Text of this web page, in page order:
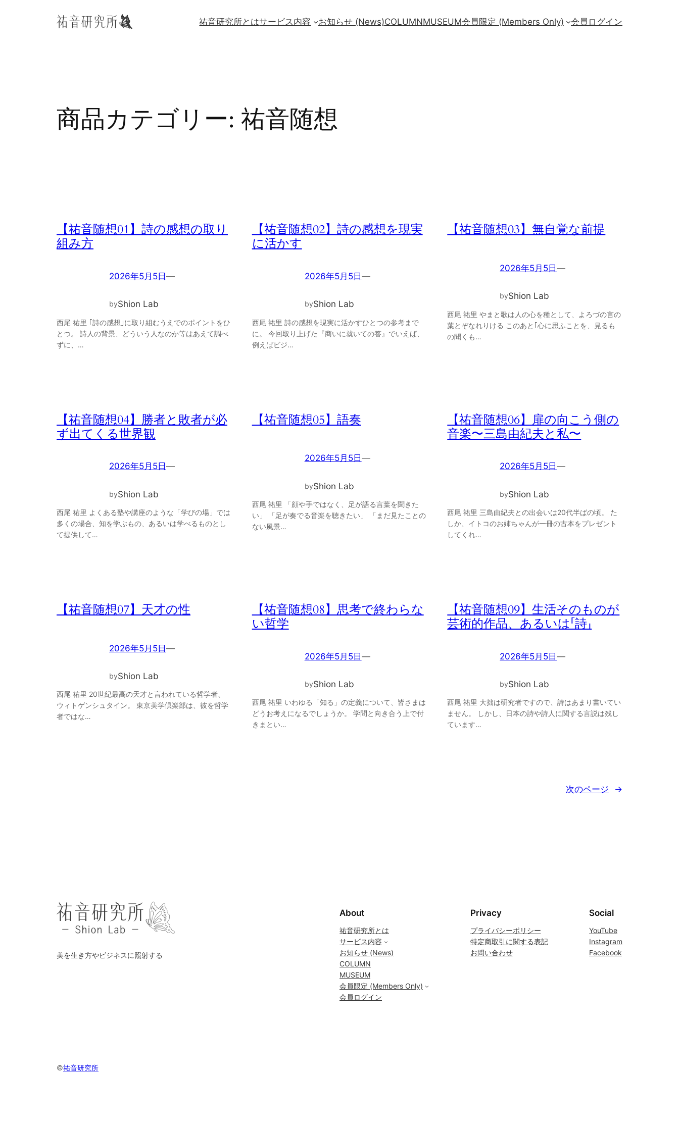
祐音研究所とはサービス内容 お知らせ (News)COLUMNMUSEUM会員限定 (Members Only) 会員ログイン
商品カテゴリー: 祐音随想
【祐音随想01】詩の感想の取り
組み方
2026年5月5日 —
byShion Lab
西尾 祐里 ｢詩の感想｣に取り組むうえでのポイントをひ
とつ。 詩人の背景、どういう人なのか等はあえて調べ
ずに、…
【祐音随想02】詩の感想を現実
に活かす
2026年5月5日 —
byShion Lab
西尾 祐里 詩の感想を現実に活かすひとつの参考まで
に。 今回取り上げた『商いに就いての答』でいえば、
例えばビジ…
【祐音随想03】無自覚な前提
2026年5月5日—
byShion Lab
西尾 祐里 やまと歌は人の心を種として、よろづの言の
葉とぞなれりける このあと｢心に思ふことを、見るも
の聞くも…
【祐音随想04】勝者と敗者が必
ず出てくる世界観
2026年5月5日 —
byShion Lab
西尾 祐里 よくある塾や講座のような「学びの場」では
多くの場合、知を学ぶもの、あるいは学べるものとし
て提供して…
【祐音随想05】語奏
2026年5月5日 —
byShion Lab
西尾 祐里 「顔や手ではなく、足が語る言葉を聞きた
い」 「足が奏でる音楽を聴きたい」 「まだ見たことの
ない風景…
【祐音随想06】扉の向こう側の
音楽〜三島由紀夫と私〜
2026年5月5日—
byShion Lab
西尾 祐里 三島由紀夫との出会いは20代半ばの頃。 た
しか、イトコのお姉ちゃんが一冊の古本をプレゼント
してくれ…
【祐音随想07】天才の性
2026年5月5日—
byShion Lab
西尾 祐里 20世紀最高の天才と言われている哲学者、
ウィトゲンシュタイン。 東京美学倶楽部は、彼を哲学
者ではな…
【祐音随想08】思考で終わらな
い哲学
2026年5月5日—
byShion Lab
西尾 祐里 いわゆる「知る」の定義について、皆さまは
どうお考えになるでしょうか。 学問と向き合う上で付
きまとい…
【祐音随想09】生活そのものが
芸術的作品、あるいは「詩」
2026年5月5日—
byShion Lab
西尾 祐里 大拙は研究者ですので、詩はあまり書いてい
ません。 しかし、日本の詩や詩人に関する言説は残し
ています…
次のページ →
美を生き方やビジネスに照射する
About
祐音研究所とは
サービス内容
お知らせ (News)
COLUMN
MUSEUM
会員限定 (Members Only)
会員ログイン
Privacy
プライバシーポリシー
特定商取引に関する表記
お問い合わせ
Social
YouTube
Instagram
Facebook
©️祐音研究所